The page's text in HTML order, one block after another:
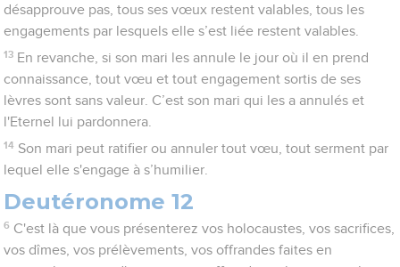
désapprouve pas, tous ses vœux restent valables, tous les
engagements par lesquels elle s’est liée restent valables.
13 En revanche, si son mari les annule le jour où il en prend
connaissance, tout vœu et tout engagement sortis de ses
lèvres sont sans valeur. C’est son mari qui les a annulés et
l'Eternel lui pardonnera.
14 Son mari peut ratifier ou annuler tout vœu, tout serment par
lequel elle s'engage à s’humilier.
Deutéronome 12
6 C'est là que vous présenterez vos holocaustes, vos sacrifices,
vos dîmes, vos prélèvements, vos offrandes faites en